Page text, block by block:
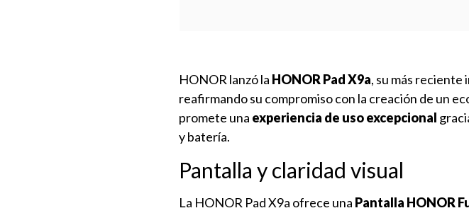
HONOR lanzó la HONOR Pad X9a, su más
reafirmando su compromiso con la creación de un
promete una experiencia de uso excepcional
y batería.
Pantalla y claridad visual
La HONOR Pad X9a ofrece una Pantalla HONOR